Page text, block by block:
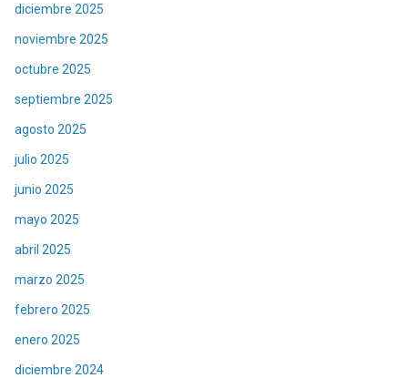
diciembre 2025
noviembre 2025
octubre 2025
septiembre 2025
agosto 2025
julio 2025
junio 2025
mayo 2025
abril 2025
marzo 2025
febrero 2025
enero 2025
diciembre 2024